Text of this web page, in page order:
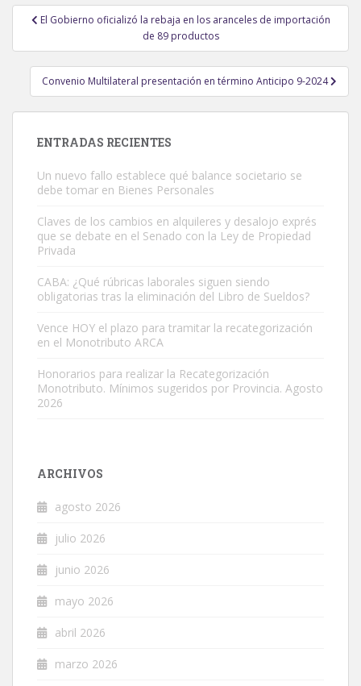
Navegación
entradas
El Gobierno oficializó la rebaja en los aranceles de importación
de 89 productos
Convenio Multilateral presentación en término Anticipo 9-2024
ENTRADAS RECIENTES
Un nuevo fallo establece qué balance societario se
debe tomar en Bienes Personales
Claves de los cambios en alquileres y desalojo exprés
que se debate en el Senado con la Ley de Propiedad
Privada
CABA: ¿Qué rúbricas laborales siguen siendo
obligatorias tras la eliminación del Libro de Sueldos?
Vence HOY el plazo para tramitar la recategorización
en el Monotributo ARCA
Honorarios para realizar la Recategorización
Monotributo. Mínimos sugeridos por Provincia. Agosto
2026
ARCHIVOS
agosto 2026
julio 2026
junio 2026
mayo 2026
abril 2026
marzo 2026